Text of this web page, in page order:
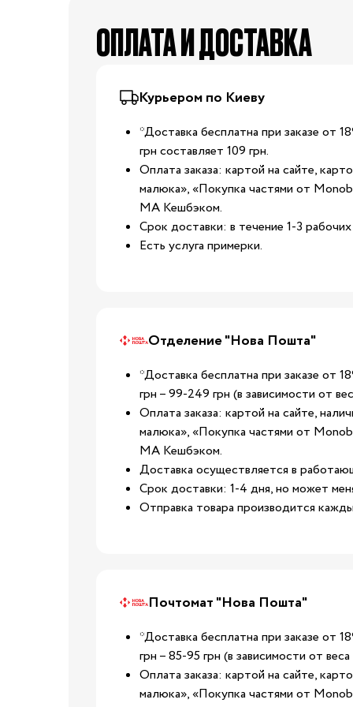
Электроприборы
Улица
Коляски
Нагрудные сумки
Детский транспорт
Аксессуары для колясок
Путешествия
Автокресла
Аксессуары для
путешествий
Чемоданы для
путешествий
Кормление
Пюре и снеки
Аксессуары для
стульчиков
Молокоотсосы
Бутылочки для
Соски для
Пустышки, карабины
Машины для
Пароварки-блендеры
Детская посуда
Подушки для
Для мам
ОПЛАТА И ДОСТАВКА
Курьером по Киеву
*Доставка бесплатна при заказе от
грн составляет 109 грн.
Оплата заказа: картой на сайте,
малюка», «Покупка частями от
МА Кешбэком.
Срок доставки: в течение 1-3
Есть услуга примерки.
Отделение "Нова Пошта"
*Доставка бесплатна при заказе от
грн – 99-249 грн (в зависимости от
Оплата заказа: картой на сайте,
малюка», «Покупка частями от
МА Кешбэком.
Доставка осуществляется в
Срок доставки: 1-4 дня, но может
Отправка товара производится
Почтомат "Нова Пошта"
*Доставка бесплатна при заказе от
грн – 85-95 грн (в зависимости от веса
Оплата заказа: картой на сайте,
малюка», «Покупка частями от